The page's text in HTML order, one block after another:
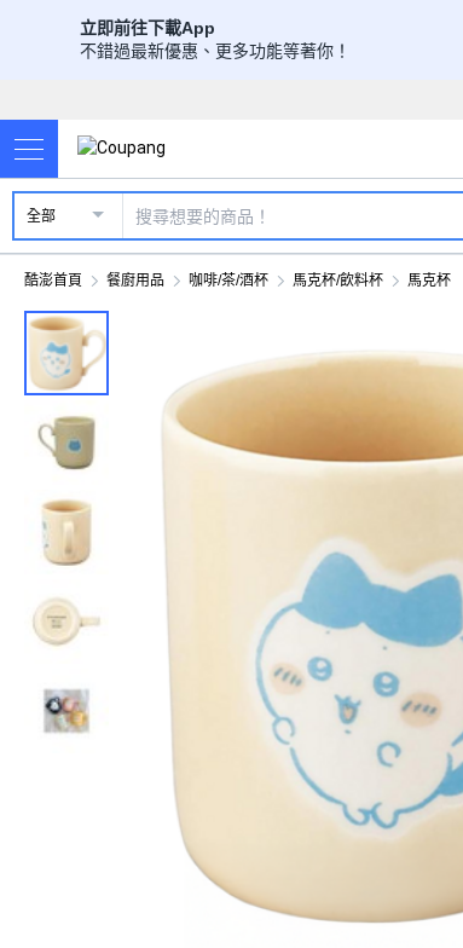
立即前往下載App
不錯過最新優惠、更多功能等著你！
全部
酷澎首頁 餐廚用品 咖啡/茶/酒杯 馬克杯/飲料杯 馬克杯